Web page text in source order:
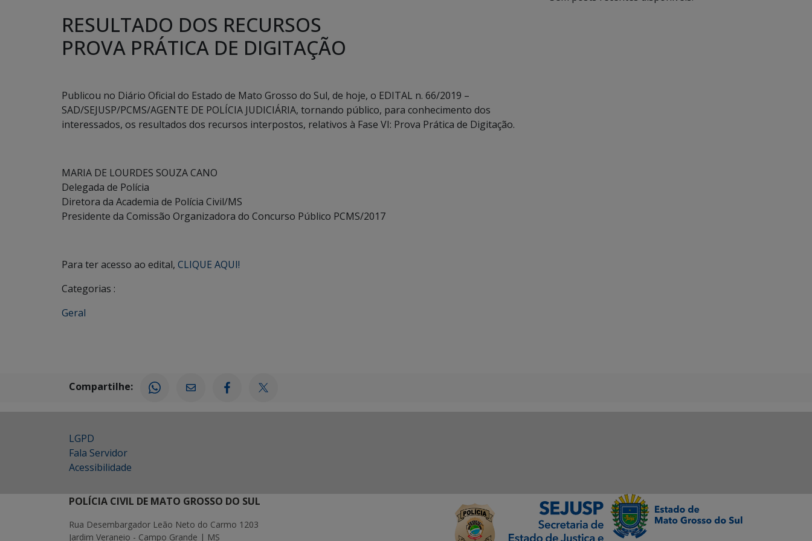
RESULTADO DOS RECURSOS
PROVA PRÁTICA DE DIGITAÇÃO
Publicou no Diário Oficial do Estado de Mato Grosso do Sul, de hoje, o EDITAL n. 66/2019 –
SAD/SEJUSP/PCMS/AGENTE DE POLÍCIA JUDICIÁRIA, tornando público, para conhecimento dos
interessados, os resultados dos recursos interpostos, relativos à Fase VI: Prova Prática de Digitação.
MARIA DE LOURDES SOUZA CANO
Delegada de Polícia
Diretora da Academia de Polícia Civil/MS
Presidente da Comissão Organizadora do Concurso Público PCMS/2017
Para ter acesso ao edital, CLIQUE AQUI!
Categorias :
Geral
Compartilhe:
LGPD
Fala Servidor
Acessibilidade
POLÍCIA CIVIL DE MATO GROSSO DO SUL
Rua Desembargador Leão Neto do Carmo 1203
Jardim Veraneio - Campo Grande | MS